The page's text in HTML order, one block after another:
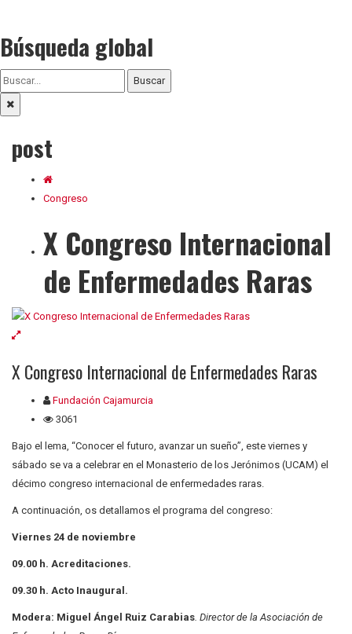
Búsqueda global
Buscar
post
Congreso
X Congreso Internacional
de Enfermedades Raras
X Congreso Internacional de Enfermedades Raras
Fundación Cajamurcia
3061
Bajo el lema, “Conocer el futuro, avanzar un sueño”, este viernes y
sábado se va a celebrar en el Monasterio de los Jerónimos (UCAM) el
décimo congreso internacional de enfermedades raras.
A continuación, os detallamos el programa del congreso:
Viernes 24 de noviembre
09.00 h. Acreditaciones.
09.30 h. Acto Inaugural.
Modera: Miguel Ángel Ruiz Carabias. Director de la Asociación de